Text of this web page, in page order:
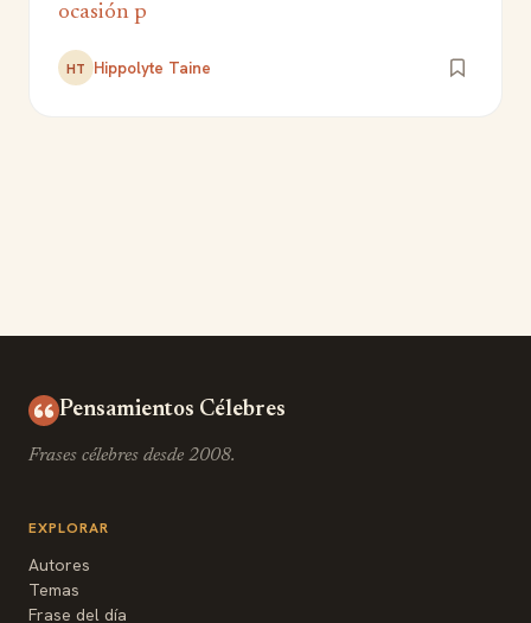
ocasión p
HT Hippolyte Taine
Pensamientos Célebres
Frases célebres desde 2008.
EXPLORAR
Autores
Temas
Frase del día